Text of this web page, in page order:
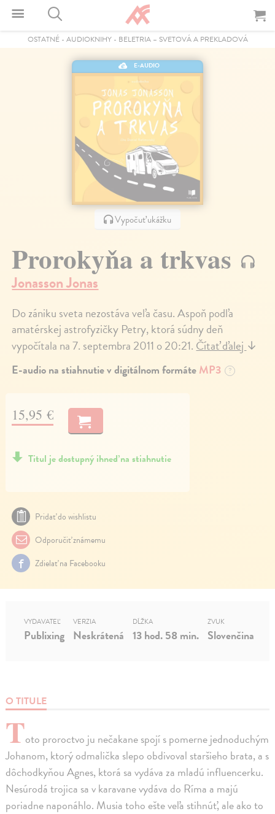
OSTATNÉ- AUDIOKNIHY- BELETRIA – SVETOVÁ A PREKLADOVÁ
E-AUDIO
Vypočuť ukážku
Prorokyňa a trkvas
Jonasson Jonas
Do zániku sveta nezostáva veľa času. Aspoň podľa
amatérskej astrofyzičky Petry, ktorá súdny deň
vypočítala na 7. septembra 2011 o 20:21.Čítať ďalej↓
E-audio na stiahnutie v digitálnom formáteMP3 ?
15,95 €
Titul je dostupný ihneď na stiahnutie
Pridať do wishlistu
Odporučiť známemu
Zdielať na Facebooku
O TITULE
Toto proroctvo ju nečakane spojí s pomerne jednoduchým
Johanom, ktorý odmalička slepo obdivoval staršieho brata, a s
dôchodkyňou Agnes, ktorá sa vydáva za mladú influencerku.
Nesúrodá trojica sa v karavane vydáva do Ríma a majú
poriadne naponáhlo. Musia toho ešte veľa stihnúť, ale ako to
VYDAVATEĽ
Publixing
VERZIA
Neskrátená
DĹŽKA
13 hod. 58 min.
ZVUK
Slovenčina